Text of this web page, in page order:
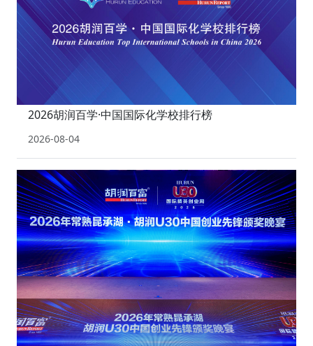
2026胡润百学·中国国际化学校排行榜
2026-08-04